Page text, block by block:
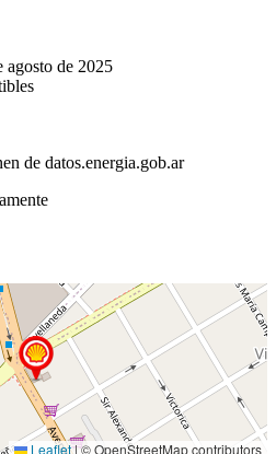
agosto de 2025
de datos.energia.gob.ar
Leaflet|© OpenStreetMap contributors